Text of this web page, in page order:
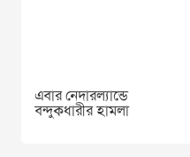
এবার নেদারল্যান্ডে
বন্দুকধারীর হামলা